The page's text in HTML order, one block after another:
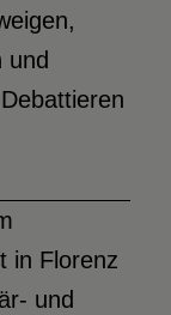
und
in Florenz
und